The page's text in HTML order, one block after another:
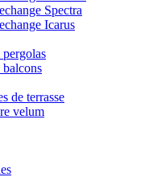
Spectra
Icarus
pergolas
balcons
de terrasse
velum